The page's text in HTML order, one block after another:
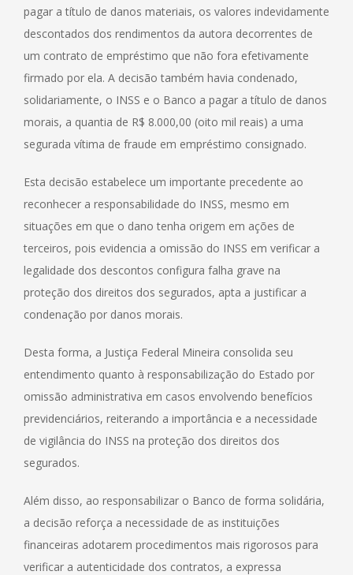
pagar a título de danos materiais, os valores indevidamente
descontados dos rendimentos da autora decorrentes de
um contrato de empréstimo que não fora efetivamente
firmado por ela. A decisão também havia condenado,
solidariamente, o INSS e o Banco a pagar a título de danos
morais, a quantia de R$ 8.000,00 (oito mil reais) a uma
segurada vítima de fraude em empréstimo consignado.
Esta decisão estabelece um importante precedente ao
reconhecer a responsabilidade do INSS, mesmo em
situações em que o dano tenha origem em ações de
terceiros, pois evidencia a omissão do INSS em verificar a
legalidade dos descontos configura falha grave na
proteção dos direitos dos segurados, apta a justificar a
condenação por danos morais.
Desta forma, a Justiça Federal Mineira consolida seu
entendimento quanto à responsabilização do Estado por
omissão administrativa em casos envolvendo benefícios
previdenciários, reiterando a importância e a necessidade
de vigilância do INSS na proteção dos direitos dos
segurados.
Além disso, ao responsabilizar o Banco de forma solidária,
a decisão reforça a necessidade de as instituições
financeiras adotarem procedimentos mais rigorosos para
verificar a autenticidade dos contratos, a expressa